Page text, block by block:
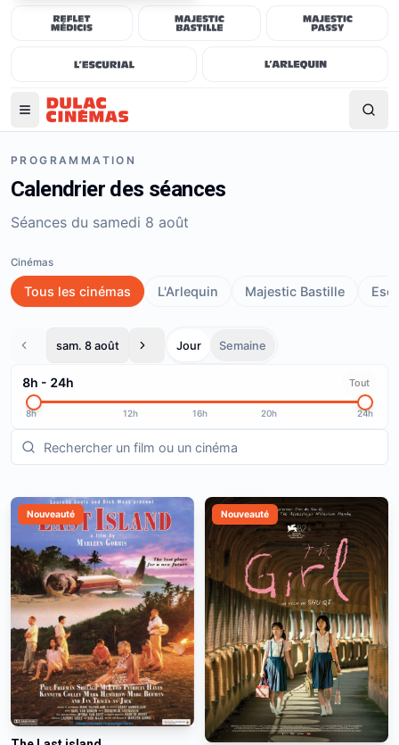
PROGRAMMATION
Calendrier des séances
Séances du samedi 8 août
sam. 8 août Jour Semaine
8h - 24h Tout
8h 12h 16h 20h 24h
Cinémas
Tous les cinémas L'Arlequin Majestic Bastille
Nouveauté Nouveauté